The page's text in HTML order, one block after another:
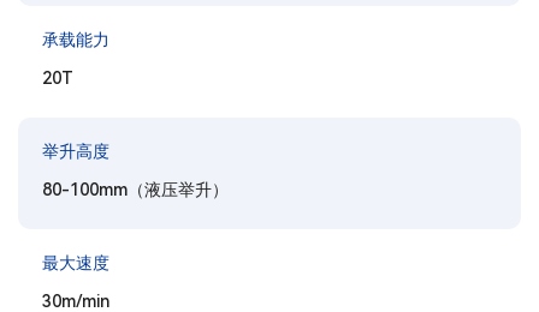
承载能力
20T
举升高度
80-100mm（液压举升）
最大速度
30m/min